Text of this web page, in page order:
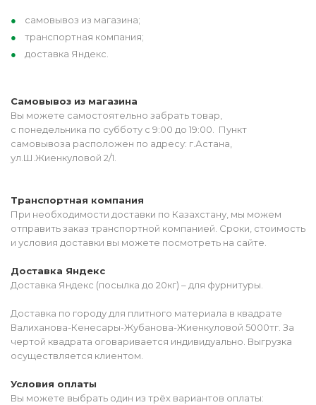
самовывоз из магазина;
транспортная компания;
доставка Яндекс.
Самовывоз из магазина
Вы можете самостоятельно забрать товар,
с понедельника по субботу с 9:00 до 19:00. Пункт
самовывоза расположен по адресу: г.Астана,
ул.Ш.Жиенкуловой 2/1.
Транспортная компания
При необходимости доставки по Казахстану, мы можем
отправить заказ транспортной компанией. Сроки, стоимость
и условия доставки вы можете посмотреть на сайте.
Доставка Яндекс
Доставка Яндекс (посылка до 20кг) – для фурнитуры.
Доставка по городу для плитного материала в квадрате
Валиханова-Кенесары-Жубанова-Жиенкуловой 5000тг. За
чертой квадрата оговаривается индивидуально. Выгрузка
осуществляется клиентом.
Условия оплаты
Вы можете выбрать один из трёх вариантов оплаты: